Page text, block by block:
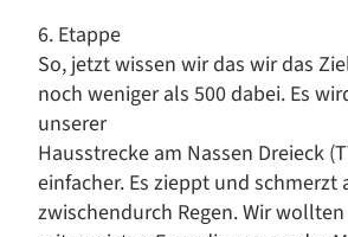
6. Etappe
So, jetzt wissen wir das wir das
noch weniger als 500 dabei. Es
unserer
Hausstrecke am Nassen Dreieck
einfacher. Es zieppt und
zwischendurch Regen. Wir